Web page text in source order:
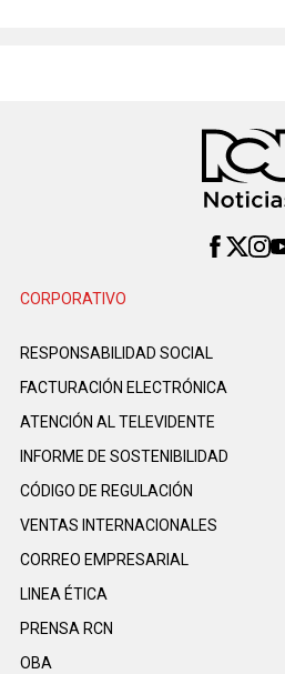
CORPORATIVO
RESPONSABILIDAD SOCIAL
FACTURACIÓN ELECTRÓNICA
ATENCIÓN AL TELEVIDENTE
INFORME DE SOSTENIBILIDAD
CÓDIGO DE REGULACIÓN
VENTAS INTERNACIONALES
CORREO EMPRESARIAL
LINEA ÉTICA
PRENSA RCN
OBA